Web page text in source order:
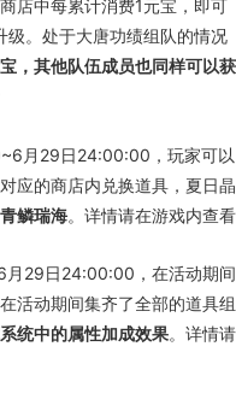
店中每累计消费1元宝，即可
级。处于大唐功绩组队的情况
，其他队伍成员也同样可以获
月29日24:00:00，玩家可以
应的商店内兑换道具，夏日晶
鳞瑞海。详情请在游戏内查看
月29日24:00:00，在活动期间
活动期间集齐了全部的道具组
统中的属性加成效果。详情请